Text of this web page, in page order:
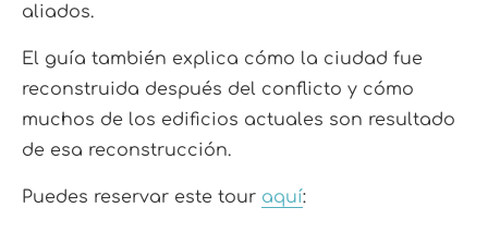
aliados.
El guía también explica cómo la ciudad fue
reconstruida después del conflicto y cómo
muchos de los edificios actuales son resultado
de esa reconstrucción.
Puedes reservar este tour aquí: